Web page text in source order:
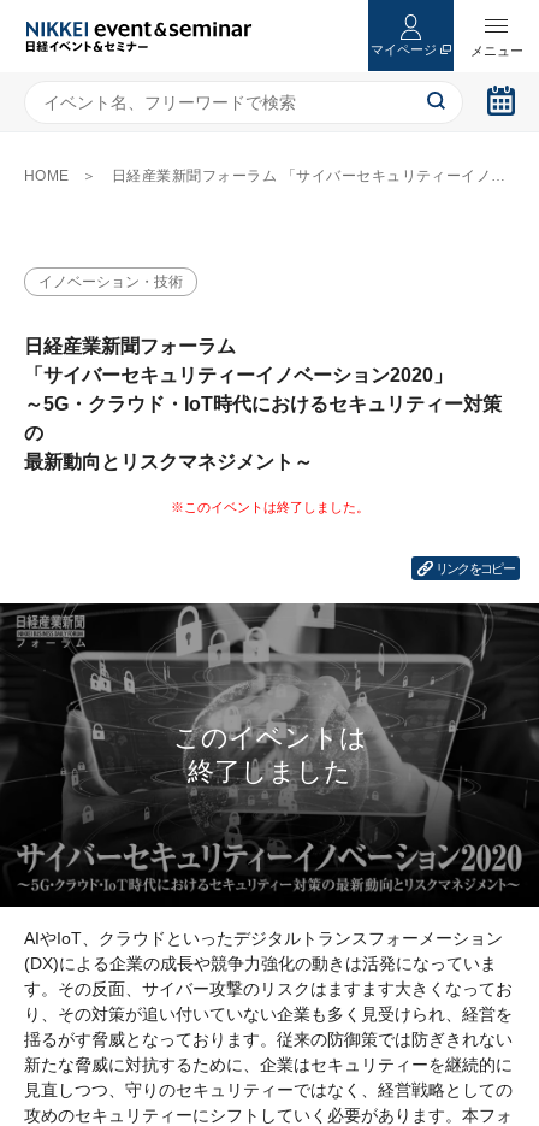
マイページ
HOME 日経産業新聞フォーラム 「サイバーセキュリティーイノベーション2020」 ～5G・クラウド・IoT時代におけるセキュリティー対策の 最新動向とリスクマネジメント～
イノベーション・技術
日経産業新聞フォーラム
「サイバーセキュリティーイノベーション2020」
～5G・クラウド・IoT時代におけるセキュリティー対策
の
最新動向とリスクマネジメント～
リンクをコピー
AIやIoT、クラウドといったデジタルトランスフォーメーション
(DX)による企業の成長や競争力強化の動きは活発になっていま
す。その反面、サイバー攻撃のリスクはますます大きくなってお
り、その対策が追い付いていない企業も多く見受けられ、経営を
揺るがす脅威となっております。従来の防御策では防ぎきれない
新たな脅威に対抗するために、企業はセキュリティーを継続的に
見直しつつ、守りのセキュリティーではなく、経営戦略としての
攻めのセキュリティーにシフトしていく必要があります。本フォ